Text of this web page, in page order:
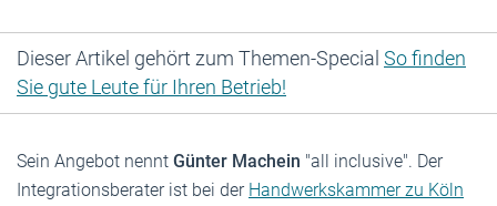
Dieser Artikel gehört zum Themen-Special So finden
Sie gute Leute für Ihren Betrieb!
Sein Angebot nennt Günter Machein "all inclusive". Der
Integrationsberater ist bei der Handwerkskammer zu Köln